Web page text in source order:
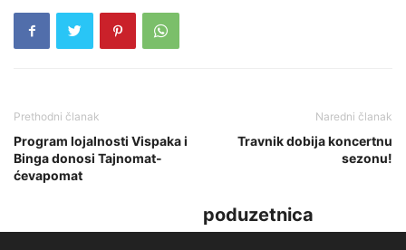
Prethodni članak
Program lojalnosti Vispaka i
Binga donosi Tajnomat-
ćevapomat
Naredni članak
Travnik dobija koncertnu
sezonu!
poduzetnica